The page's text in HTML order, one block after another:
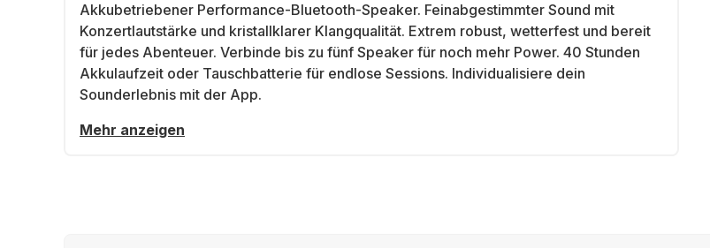
Akkubetriebener Performance-Bluetooth-Speaker. Feinabgestimmter Sound mit
Konzertlautstärke und kristallklarer Klangqualität. Extrem robust, wetterfest und bereit
für jedes Abenteuer. Verbinde bis zu fünf Speaker für noch mehr Power. 40 Stunden
Akkulaufzeit oder Tauschbatterie für endlose Sessions. Individualisiere dein
Sounderlebnis mit der App.
Mehr anzeigen